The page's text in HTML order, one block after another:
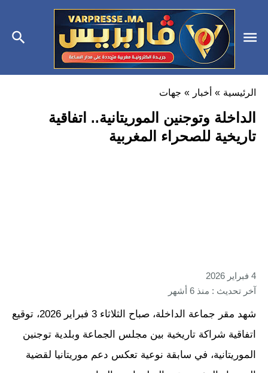
الرئيسية » أخبار » جهات
الداخلة وتوجنين الموريتانية.. اتفاقية
تاريخية للصحراء المغربية
4 فبراير 2026
آخر تحديث : منذ 6 أشهر
شهد مقر جماعة الداخلة، صباح الثلاثاء 3 فبراير 2026، توقيع
اتفاقية شراكة تاريخية بين مجلس الجماعة وبلدية توجنين
الموريتانية، في سابقة نوعية تعكس دعم موريتانيا لقضية